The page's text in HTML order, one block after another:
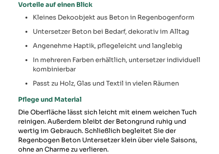
Vorteile auf einen Blick
Kleines Dekoobjekt aus Beton in Regenbogenform
Untersetzer Beton bei Bedarf, dekorativ im Alltag
Angenehme Haptik, pflegeleicht und langlebig
In mehreren Farben erhältlich, untersetzer individuell
kombinierbar
Passt zu Holz, Glas und Textil in vielen Räumen
Pflege und Material
Die Oberfläche lässt sich leicht mit einem weichen Tuch
reinigen. Außerdem bleibt der Betongrund ruhig und
wertig im Gebrauch. Schließlich begleitet Sie der
Regenbogen Beton Untersetzer klein über viele Saisons,
ohne an Charme zu verlieren.